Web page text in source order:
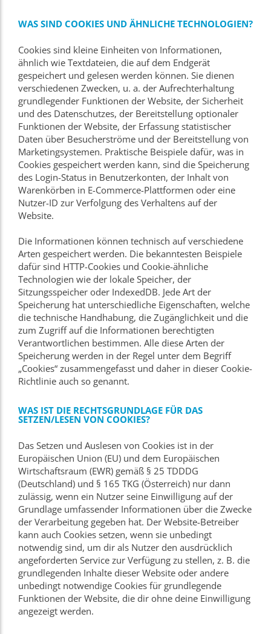
WAS SIND COOKIES UND ÄHNLICHE TECHNOLOGIEN?
Cookies sind kleine Einheiten von Informationen,
ähnlich wie Textdateien, die auf dem Endgerät
gespeichert und gelesen werden können. Sie dienen
verschiedenen Zwecken, u. a. der Aufrechterhaltung
grundlegender Funktionen der Website, der Sicherheit
und des Datenschutzes, der Bereitstellung optionaler
Funktionen der Website, der Erfassung statistischer
Daten über Besucherströme und der Bereitstellung von
Marketingsystemen. Praktische Beispiele dafür, was in
Cookies gespeichert werden kann, sind die Speicherung
des Login-Status in Benutzerkonten, der Inhalt von
Warenkörben in E-Commerce-Plattformen oder eine
Nutzer-ID zur Verfolgung des Verhaltens auf der
Website.
Die Informationen können technisch auf verschiedene
Arten gespeichert werden. Die bekanntesten Beispiele
dafür sind HTTP-Cookies und Cookie-ähnliche
Technologien wie der lokale Speicher, der
Sitzungsspeicher oder IndexedDB. Jede Art der
Speicherung hat unterschiedliche Eigenschaften, welche
die technische Handhabung, die Zugänglichkeit und die
zum Zugriff auf die Informationen berechtigten
Verantwortlichen bestimmen. Alle diese Arten der
Speicherung werden in der Regel unter dem Begriff
„Cookies“ zusammengefasst und daher in dieser Cookie-
Richtlinie auch so genannt.
WAS IST DIE RECHTSGRUNDLAGE FÜR DAS
SETZEN/LESEN VON COOKIES?
Das Setzen und Auslesen von Cookies ist in der
Europäischen Union (EU) und dem Europäischen
Wirtschaftsraum (EWR) gemäß § 25 TDDDG
(Deutschland) und § 165 TKG (Österreich) nur dann
zulässig, wenn ein Nutzer seine Einwilligung auf der
Grundlage umfassender Informationen über die Zwecke
der Verarbeitung gegeben hat. Der Website-Betreiber
kann auch Cookies setzen, wenn sie unbedingt
notwendig sind, um dir als Nutzer den ausdrücklich
angeforderten Service zur Verfügung zu stellen, z. B. die
grundlegenden Inhalte dieser Website oder andere
unbedingt notwendige Cookies für grundlegende
Funktionen der Website, die dir ohne deine Einwilligung
angezeigt werden.